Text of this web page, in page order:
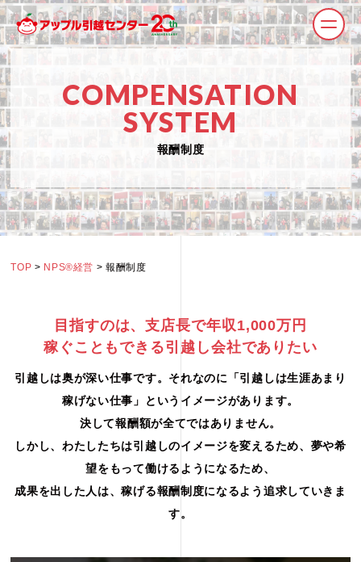
COMPENSATION
SYSTEM
報酬制度
TOP > NPS®経営 > 報酬制度
目指すのは、支店長で年収1,000万円
稼ぐこともできる引越し会社でありたい
引越しは奥が深い仕事です。それなのに「引越しは生涯あまり
稼げない仕事」というイメージがあります。
決して報酬額が全てではありません。
しかし、わたしたちは引越しのイメージを変えるため、夢や希
望をもって働けるようになるため、
成果を出した人は、稼げる報酬制度になるよう追求していきま
す。